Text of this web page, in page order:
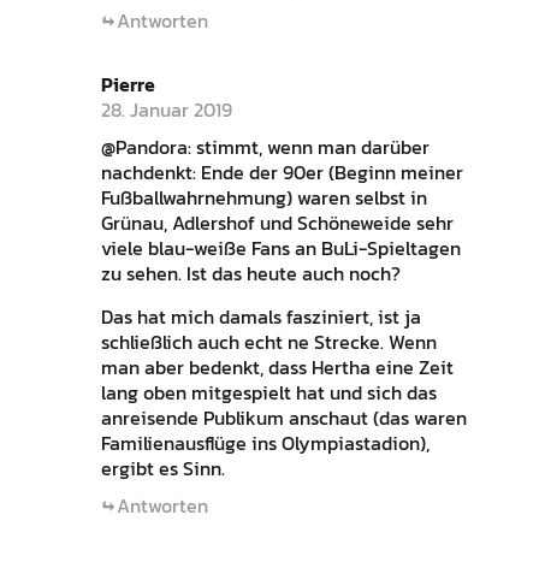
Antworten
Pierre
28. Januar 2019
@Pandora: stimmt, wenn man darüber
nachdenkt: Ende der 90er (Beginn meiner
Fußballwahrnehmung) waren selbst in
Grünau, Adlershof und Schöneweide sehr
viele blau-weiße Fans an BuLi-Spieltagen
zu sehen. Ist das heute auch noch?
Das hat mich damals fasziniert, ist ja
schließlich auch echt ne Strecke. Wenn
man aber bedenkt, dass Hertha eine Zeit
lang oben mitgespielt hat und sich das
anreisende Publikum anschaut (das waren
Familienausflüge ins Olympiastadion),
ergibt es Sinn.
Antworten